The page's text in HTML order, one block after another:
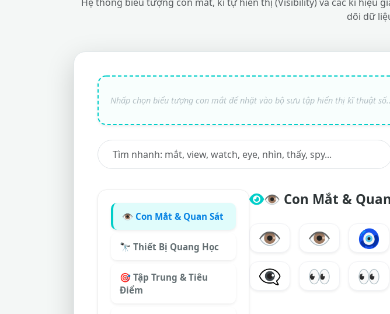
dõi dữ
👁️ Con Mắt & Quan Sát
🔭 Thiết Bị Quang Học
🎯 Tập Trung & Tiêu
Điểm
👁️ Con Mắt &
👁️ 👁 🧿
👁️
👀 👀